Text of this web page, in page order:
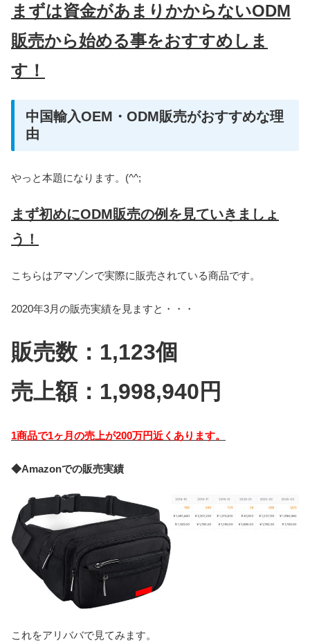
まずは資金があまりかからないODM
販売から始める事をおすすめしま
す！
中国輸入OEM・ODM販売がおすすめな理
由
やっと本題になります。(^^;
まず初めにODM販売の例を見ていきましょ
う！
こちらはアマゾンで実際に販売されている商品です。
2020年3月の販売実績を見ますと・・・
販売数：1,123個
売上額：1,998,940円
1商品で1ヶ月の売上が200万円近くあります。
◆Amazonでの販売実績
これをアリババで見てみます。